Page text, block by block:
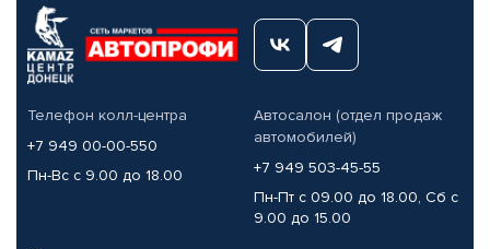
Телефон колл-центра
+7 949 00-00-550
Пн-Вс с 9.00 до 18.00
Автосалон (отдел продаж
автомобилей)
+7 949 503-45-55
Пн-Пт с 09.00 до 18.00, Сб с
9.00 до 15.00